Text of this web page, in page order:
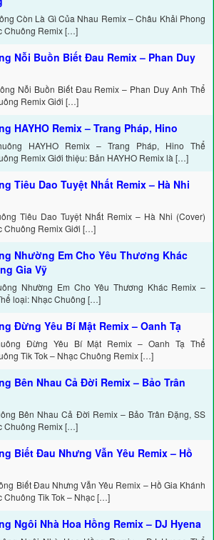
Còn Là Gì Của Nhau Remix – Châu Khải Phong
Chuông Remix […]
Nỗi Buồn Biết Đau Remix – Phan Duy
Nỗi Buồn Biết Đau Remix – Phan Duy Anh Thể
Remix Giới […]
HAYHO Remix – Trang Pháp, Hino
HAYHO Remix – Trang Pháp, Hino Thể
Remix Giới thiệu: Bản HAYHO Remix là […]
Tiêu Dao Tuyệt Nhất Remix – Hà Nhi
Tiêu Dao Tuyệt Nhất Remix – Hà Nhi (Cover)
Chuông Remix Giới […]
Nhường Em Cho Yêu Thương Khác
Gia Vỹ
Nhường Em Cho Yêu Thương Khác Remix –
loại: Nhạc Chuông […]
Đừng Yêu Bí Mật Remix – Oanh Tạ
Đừng Yêu Bí Mật Remix – Oanh Tạ Thể
Tik Tok – Nhạc Chuông Remix […]
Bên Nhau Cả Đời Remix – Bảo Trân
Bên Nhau Cả Đời Remix – Bảo Trân Đặng, SS
Chuông Remix […]
Biết Đau Nhưng Vẫn Yêu Remix – Hồ
Biết Đau Nhưng Vẫn Yêu Remix – Hồ Gia Khánh
Chuông Tik Tok – Nhạc […]
Ngôi Nhà Hoa Hồng Remix – DJ Hyena